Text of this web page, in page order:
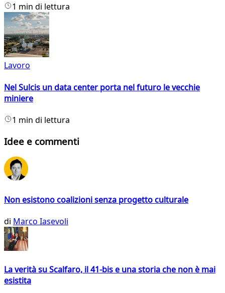
1 min di lettura
Lavoro
Nel Sulcis un data center porta nel futuro le vecchie
miniere
1 min di lettura
Idee e commenti
Non esistono coalizioni senza progetto culturale
di Marco Iasevoli
La verità su Scalfaro, il 41-bis e una storia che non è mai
esistita